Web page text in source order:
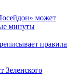
может
минуты
правила
Зеленского